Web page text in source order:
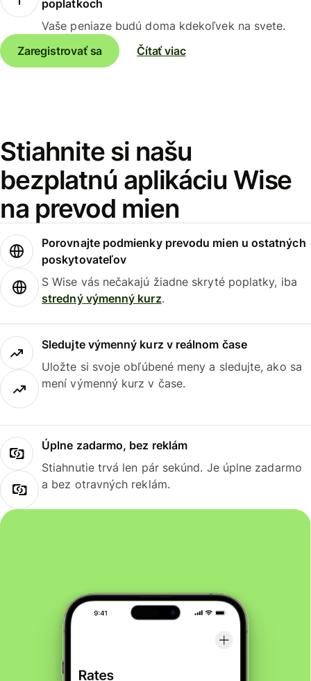
poplatkoch
Vaše peniaze budú doma kdekoľvek na svete.
Zaregistrovať sa
Čítať viac
Stiahnite si našu
bezplatnú aplikáciu Wise
na prevod mien
Porovnajte podmienky prevodu mien u ostatných
poskytovateľov
S Wise vás nečakajú žiadne skryté poplatky, iba
stredný výmenný kurz.
Sledujte výmenný kurz v reálnom čase
Uložte si svoje obľúbené meny a sledujte, ako sa
mení výmenný kurz v čase.
Úplne zadarmo, bez reklám
Stiahnutie trvá len pár sekúnd. Je úplne zadarmo
a bez otravných reklám.